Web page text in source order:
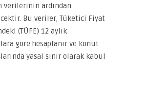
verilerinin ardından
Bu veriler, Tüketici Fiyat
(TÜFE) 12 aylık
göre hesaplanır ve konut
yasal sınır olarak kabul